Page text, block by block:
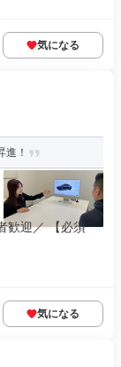
気になる
進！
歓迎／ 【必須
気になる